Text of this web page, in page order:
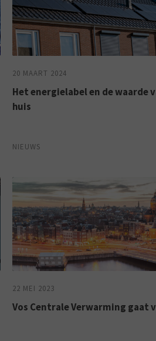
20 MAART 2024
Het energielabel en de waarde
huis
NIEUWS
22 MEI 2023
Vos Centrale Verwarming gaat